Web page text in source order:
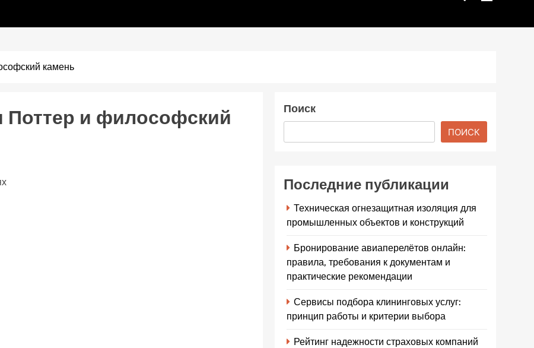
камень
Поттер и философский
Поиск
ПОИСК
Последние публикации
Техническая огнезащитная изоляция для
промышленных объектов и конструкций
Бронирование авиаперелётов онлайн:
правила, требования к документам и
практические рекомендации
Сервисы подбора клининговых услуг:
принцип работы и критерии выбора
Рейтинг надежности страховых компаний